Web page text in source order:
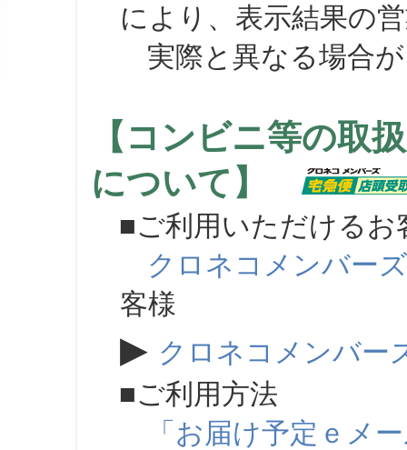
により、表示結果の
実際と異なる場合が
【コンビニ等の取
について】
■ご利用いただけるお
クロネコメンバーズ
客様
▶ クロネコメンバー
■ご利用方法
「お届け予定ｅメ